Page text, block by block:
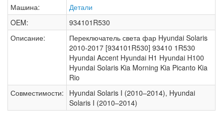
Машина:
Детали
OEM:
934101R530
Описание:
Переключатель света фар Hyundai Solaris
2010-2017 [934101R530] 93410 1R530
Hyundai Accent Hyundai H1 Hyundai H100
Hyundai Solaris Kia Morning Kia Picanto Kia
Rio
Совместимости:
Hyundai Solaris I (2010–2014), Hyundai
Solaris I (2010–2014)